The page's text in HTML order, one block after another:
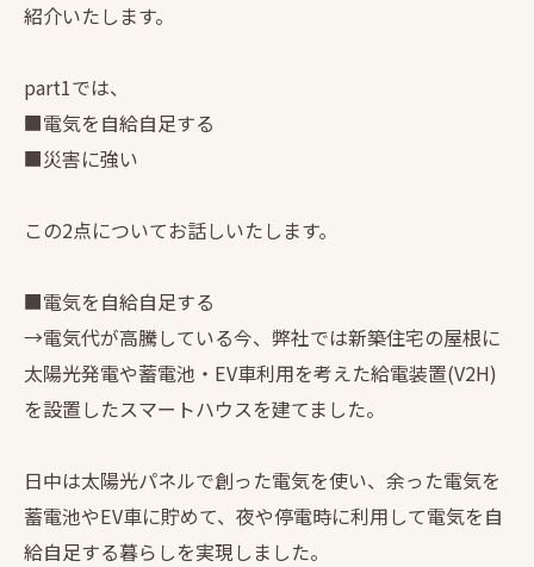
紹介いたします。
part1では、
■電気を自給自足する
■災害に強い
この2点についてお話しいたします。
■電気を自給自足する
→電気代が高騰している今、弊社では新築住宅の屋根に
太陽光発電や蓄電池・EV車利用を考えた給電装置(V2H)
を設置したスマートハウスを建てました。
日中は太陽光パネルで創った電気を使い、余った電気を
蓄電池やEV車に貯めて、夜や停電時に利用して電気を自
給自足する暮らしを実現しました。